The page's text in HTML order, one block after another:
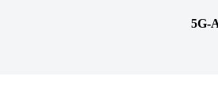
5G-